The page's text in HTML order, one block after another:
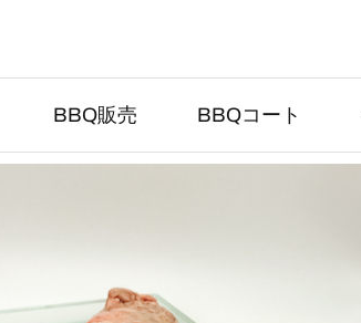
BBQ販売 BBQコート